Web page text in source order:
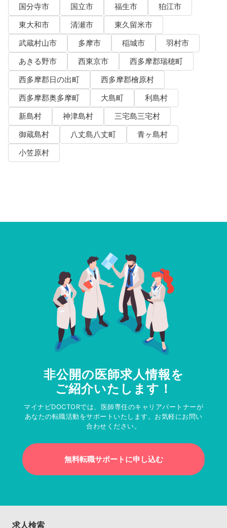
国分寺市
国立市 福生市
狛江市
東大和市
清瀬市
東久留米市
武蔵村山市
多摩市 稲城市
羽村市
あきる野市
西東京市
西多摩郡瑞穂町
西多摩郡日の出町
西多摩郡檜原村
西多摩郡奥多摩町
大島町
利島村
新島村
神津島村
三宅島三宅村
御蔵島村
八丈島八丈町
青ヶ島村
小笠原村
非公開の医師求人情報を
ご紹介いたします！
マイナビDOCTORでは、医師専任のキャリアパートナーが
あなたの転職活動をサポートいたします。お気軽にお問い
合わせください。
無料転職サポートに申し込む
求人検索